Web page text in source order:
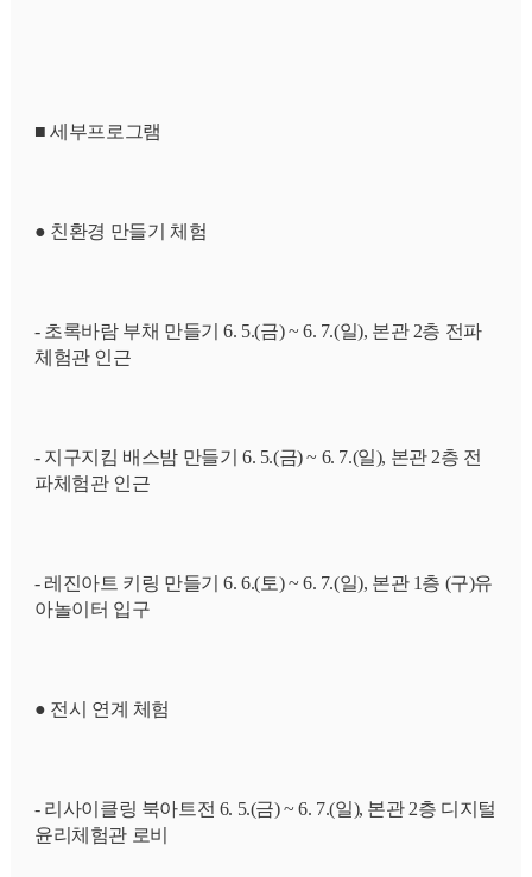
■ 세부프로그램
● 친환경 만들기 체험
- 초록바람 부채 만들기 6. 5.(금) ~ 6. 7.(일), 본관 2층 전파
체험관 인근
- 지구지킴 배스밤 만들기 6. 5.(금) ~ 6. 7.(일), 본관 2층 전
파체험관 인근
- 레진아트 키링 만들기 6. 6.(토) ~ 6. 7.(일), 본관 1층 (구)유
아놀이터 입구
● 전시 연계 체험
- 리사이클링 북아트전 6. 5.(금) ~ 6. 7.(일), 본관 2층 디지털
윤리체험관 로비